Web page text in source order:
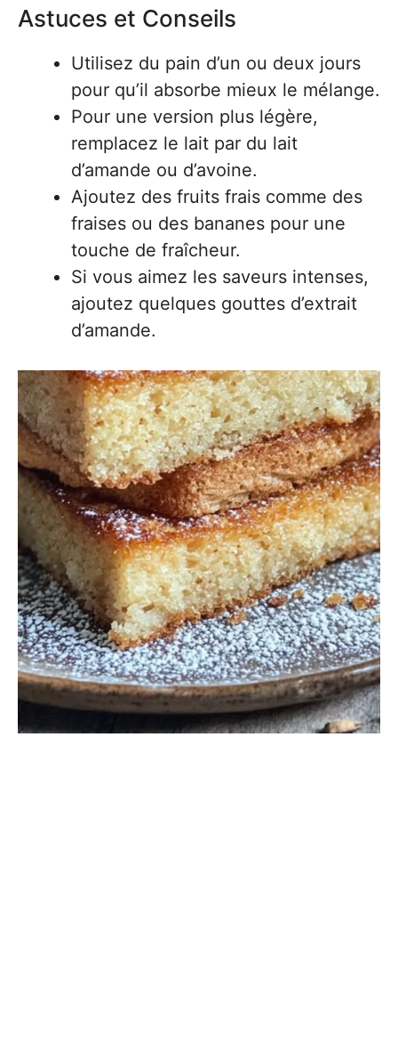
Astuces et Conseils
Utilisez du pain d’un ou deux jours
pour qu’il absorbe mieux le mélange.
Pour une version plus légère,
remplacez le lait par du lait
d’amande ou d’avoine.
Ajoutez des fruits frais comme des
fraises ou des bananes pour une
touche de fraîcheur.
Si vous aimez les saveurs intenses,
ajoutez quelques gouttes d’extrait
d’amande.